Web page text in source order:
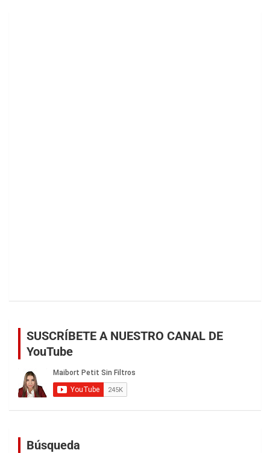
SUSCRÍBETE A NUESTRO CANAL DE
YouTube
Búsqueda